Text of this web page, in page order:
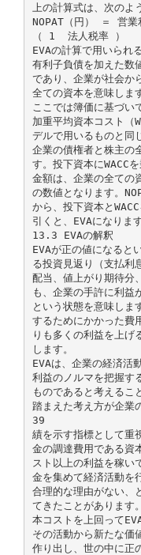
上の計算式は、次のよ
NOPAT（円） ＝ 営業
（ 1 ­ 法人税率 ）
EVAの計算で用いられ
有利子負債を加えた数
であり、企業が社会か
全ての資本を意味します
ここでは簿価に基づい
加重平均資本コスト（
デルで用いるものと同
企業の債権者と株主の
す。投下資本にWACC
金額は、企業の全ての
の数値となります。
から、投下資本と
引くと、EVAになります
13.3 EVAの解釈
EVAが正の値になると
る投資見返り（支払利
配当、値上がり期待分
も、企業の手許に利益
という状態を意味しま
するためにかかった費
りも多くの利益を上げ
します。
EVAは、企業の経済活
利益のノルマを把握す
ものであると考えるこ
踏まえた考え方が企業
39
績を示す指標として重
金の調達費用である資
スト以上の利益を稼い
金を集めて経済活動を
合理的な理由がない、
てきたことがあります
本コストを上回って
その活動から新たな価
作り出し、世の中に正